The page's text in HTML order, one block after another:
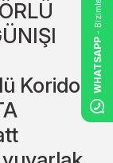
Koridor WHATSAPP